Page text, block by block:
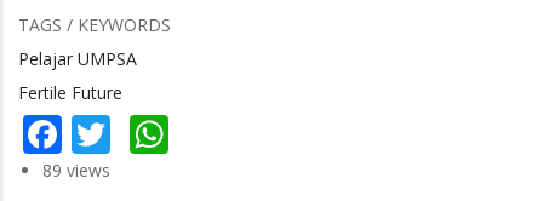
TAGS / KEYWORDS
Pelajar UMPSA
Fertile Future
Facebook
Twitter
89 views